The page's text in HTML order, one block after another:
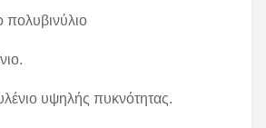
πολυβινύλιο
υψηλής πυκνότητας.